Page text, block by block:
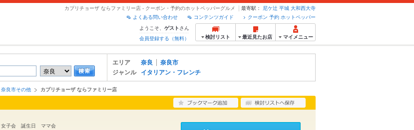
カプリチョーザ ならファミリー店 - クーポン・予約のホットペッパーグルメ 最寄駅： 尼ケ辻 平城 大和西大寺
クーポン 予約 ホットペッパー
コンテンツガイド
よくある問い合わせ
ようこそ、 ゲスト さん
会員登録する（無料）
検討リスト 最近見たお店 マイメニュー
エリア 奈良
奈良市
ジャンル
イタリアン・フレンチ
奈良市その他 カプリチョーザ ならファミリー店
子会 誕生日 ママ会